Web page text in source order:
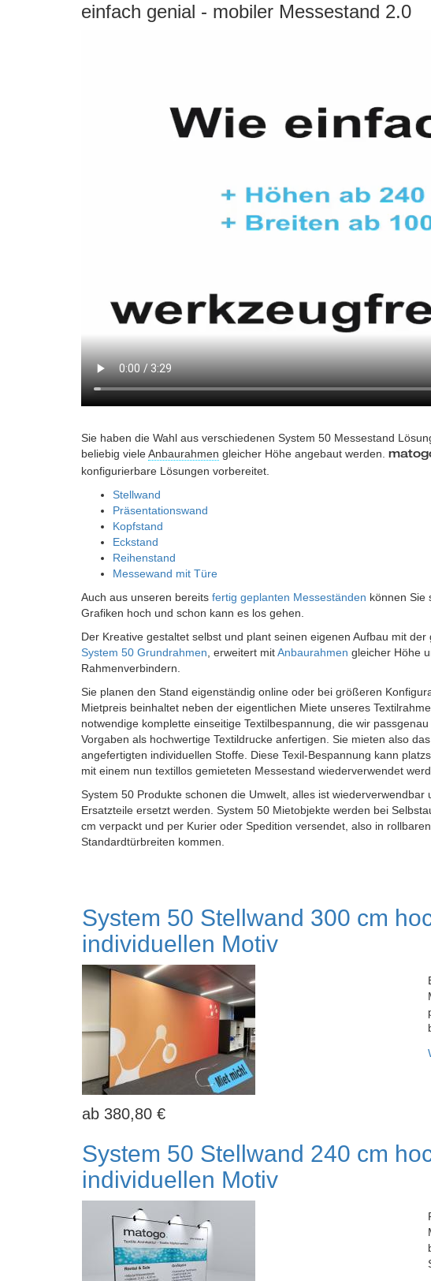
einfach genial - mobiler Messestand 2.0
Sie haben die Wahl aus verschiedenen System 50 Messestand
beliebig vieleAnbaurahmen gleicher Höhe angebaut werden.
konfigurierbare Lösungen vorbereitet.
Stellwand
Präsentationswand
Kopfstand
Eckstand
Reihenstand
Messewand mit Türe
Auch aus unseren bereits fertig geplanten Messeständen können Sie
Grafiken hoch und schon kann es los gehen.
Der Kreative gestaltet selbst und plant seinen eigenen Aufbau mit
System 50 Grundrahmen , erweitert mitAnbaurahmen gleicher Höhe
Rahmenverbindern.
Sie planen den Stand eigenständig online oder bei größeren
Mietpreis beinhaltet neben der eigentlichen Miete unseres
notwendige komplette einseitige Textilbespannung, die wir
Vorgaben als hochwertige Textildrucke anfertigen. Sie mieten also
angefertigten individuellen Stoffe. Diese Texil-Bespannung kann
mit einem nun textillos gemieteten Messestand wiederverwendet
System 50 Produkte schonen die Umwelt, alles ist
Ersatzteile ersetzt werden. System 50 Mietobjekte werden bei
cm verpackt und per Kurier oder Spedition versendet, also in
Standardtürbreiten kommen.
System 50 Stellwand 300 cm
individuellen Motiv
380,80 €
System 50 Stellwand 240 cm
individuellen Motiv